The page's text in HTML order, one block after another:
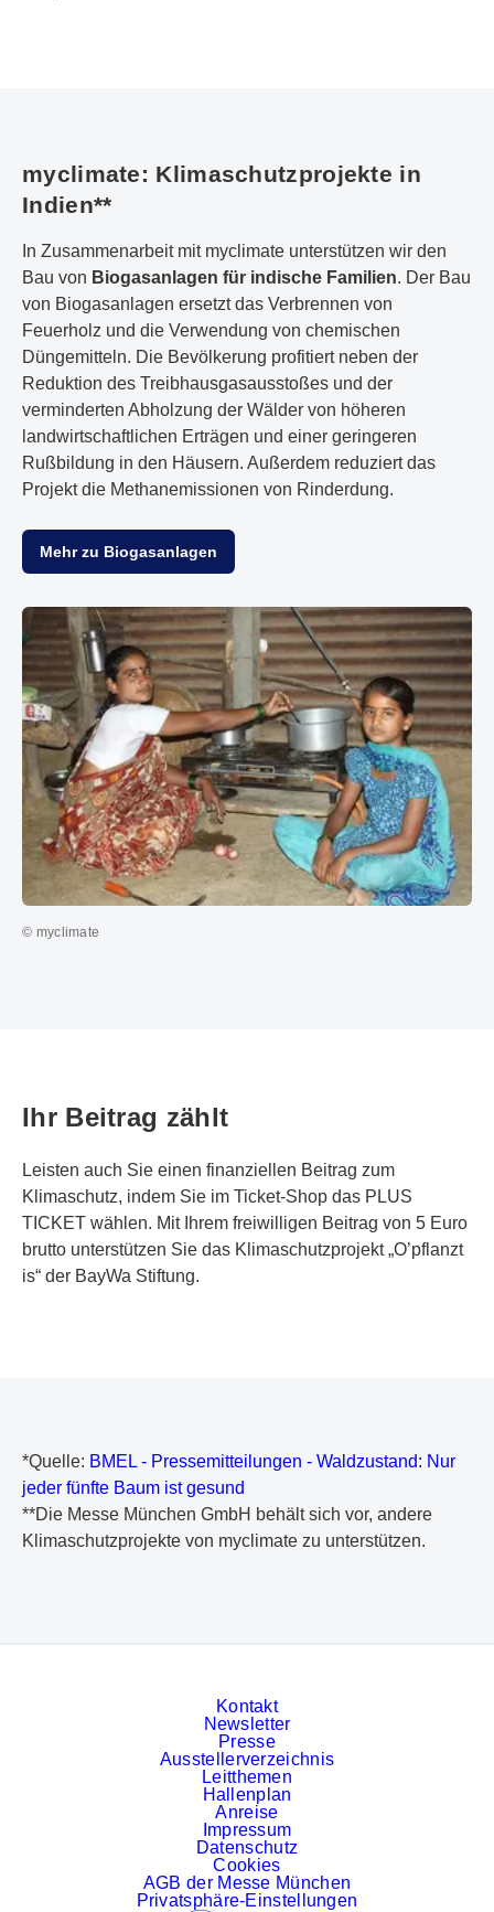
myclimate: Klimaschutzprojekte in
Indien**
In Zusammenarbeit mit myclimate unterstützen wir den
Bau von Biogasanlagen für indische Familien. Der Bau
von Biogasanlagen ersetzt das Verbrennen von
Feuerholz und die Verwendung von chemischen
Düngemitteln. Die Bevölkerung profitiert neben der
Reduktion des Treibhausgasausstoßes und der
verminderten Abholzung der Wälder von höheren
landwirtschaftlichen Erträgen und einer geringeren
Rußbildung in den Häusern. Außerdem reduziert das
Projekt die Methanemissionen von Rinderdung.
Mehr zu Biogasanlagen
© myclimate
Ihr Beitrag zählt
Leisten auch Sie einen finanziellen Beitrag zum
Klimaschutz, indem Sie im Ticket-Shop das PLUS
TICKET wählen. Mit Ihrem freiwilligen Beitrag von 5 Euro
brutto unterstützen Sie das Klimaschutzprojekt „O’pflanzt
is“ der BayWa Stiftung.
*Quelle: BMEL - Pressemitteilungen - Waldzustand: Nur
jeder fünfte Baum ist gesund
**Die Messe München GmbH behält sich vor, andere
Klimaschutzprojekte von myclimate zu unterstützen.
Kontakt
Newsletter
Presse
Ausstellerverzeichnis
Leitthemen
Hallenplan
Anreise
Impressum
Datenschutz
Cookies
AGB der Messe München
Privatsphäre-Einstellungen